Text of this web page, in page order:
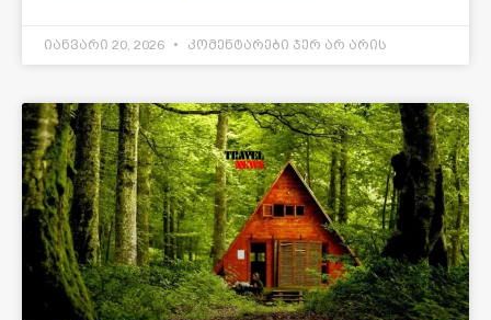
იანვარი 20, 2026 კომენტარები ჯერ არ არის